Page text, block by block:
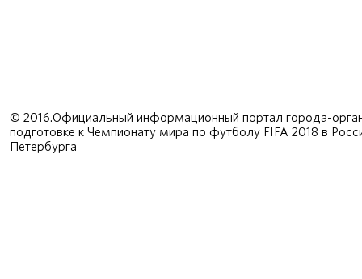
© 2016.Официальный информационный портал города-
подготовке к Чемпионату мира по футболу FIFA 2018 в
Петербурга